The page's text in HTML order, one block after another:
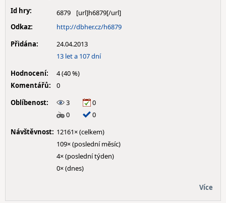
Id hry:
6879
Odkaz:
http://dbher.cz/h6879
Přidána:
24.04.2013
13 let a 107 dní
Hodnocení:
4 (40 %)
Komentářů:
0
Oblíbenost:
3
0
0
0
Návštěvnost: 12161× (celkem)
109× (poslední měsíc)
4× (poslední týden)
0× (dnes)
Více